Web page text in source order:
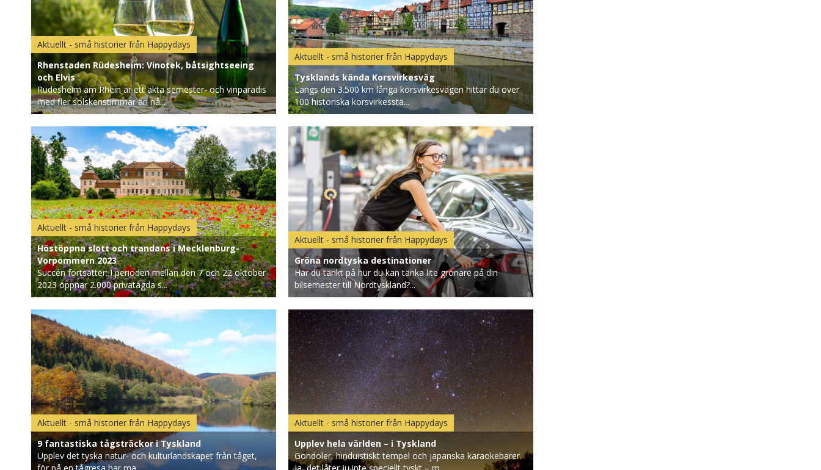
Aktuellt - små historier från Happydays
Rhenstaden Rüdesheim: Vinotek, båtsightseeing
och Elvis
Rüdesheim am Rhein är ett äkta semester- och vinparadis
med fler solskenstimmar än nå...
Aktuellt - små historier från Happydays
Tysklands kända Korsvirkesväg
Längs den 3.500 km långa korsvirkesvägen hittar du över
100 historiska korsvirkesstä...
Aktuellt - små historier från Happydays
Höstöppna slott och trandans i Mecklenburg-
Vorpommern 2023
Succén fortsätter: I perioden mellan den 7 och 22 oktober
2023 öppnar 2.000 privatägda s...
Aktuellt - små historier från Happydays
Gröna nordtyska destinationer
Har du tänkt på hur du kan tänka lite grönare på din
bilsemester till Nordtyskland?...
Aktuellt - små historier från Happydays
9 fantastiska tågsträckor i Tyskland
Upplev det tyska natur- och kulturlandskapet från tåget,
Aktuellt - små historier från Happydays
Upplev hela världen – i Tyskland
Gondoler, hinduistiskt tempel och japanska karaokebarer.